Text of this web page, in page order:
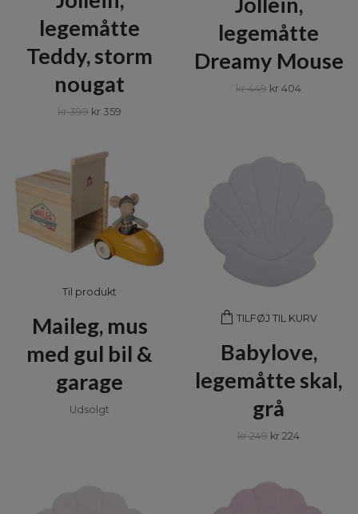
legemåtte
Teddy, storm
nougat
kr 399 kr 359
legemåtte
Dreamy Mouse
kr 449 kr 404
Til produkt
Maileg, mus
med gul bil &
garage
Udsolgt
TILFØJ TIL KURV
Babylove,
legemåtte skal,
grå
kr 249 kr 224